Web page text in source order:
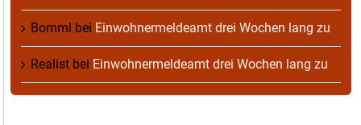
Bomml bei Einwohnermeldeamt drei Wochen lang zu
Realist bei Einwohnermeldeamt drei Wochen lang zu